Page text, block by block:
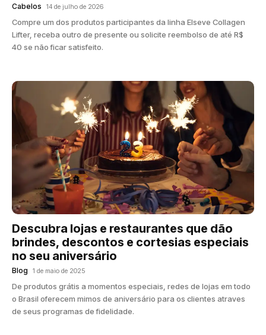
Cabelos 14 de julho de 2026
Compre um dos produtos participantes da linha Elseve Collagen
Lifter, receba outro de presente ou solicite reembolso de até R$
40 se não ficar satisfeito.
Descubra lojas e restaurantes que dão
brindes, descontos e cortesias especiais
no seu aniversário
Blog 1 de maio de 2025
De produtos grátis a momentos especiais, redes de lojas em todo
o Brasil oferecem mimos de aniversário para os clientes atraves
de seus programas de fidelidade.